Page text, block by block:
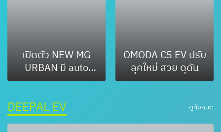
เปิดตัว NEW MG
URBAN มี auto
parking ในราคาไม่
OMODA C5 EV ปรับ
ลุคใหม่ สวย ดุดัน
DEEPAL EV ดูทั้งหมด